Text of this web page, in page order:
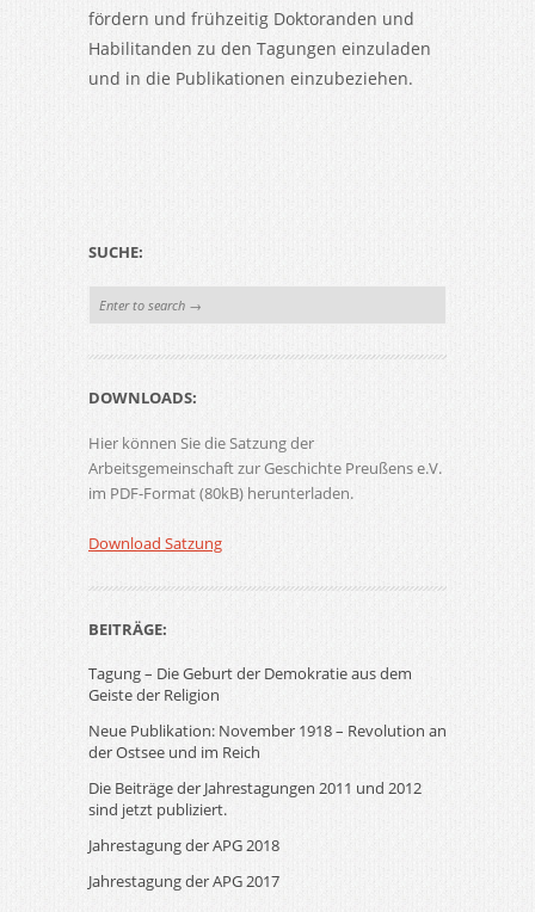
fördern und frühzeitig Doktoranden und
Habilitanden zu den Tagungen einzuladen
und in die Publikationen einzubeziehen.
SUCHE:
DOWNLOADS:
Hier können Sie die Satzung der
Arbeitsgemeinschaft zur Geschichte Preußens e.V.
im PDF-Format (80kB) herunterladen.
Download Satzung
BEITRÄGE:
Tagung – Die Geburt der Demokratie aus dem
Geiste der Religion
Neue Publikation: November 1918 – Revolution an
der Ostsee und im Reich
Die Beiträge der Jahrestagungen 2011 und 2012
sind jetzt publiziert.
Jahrestagung der APG 2018
Jahrestagung der APG 2017